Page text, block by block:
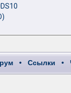
• Ссылки •